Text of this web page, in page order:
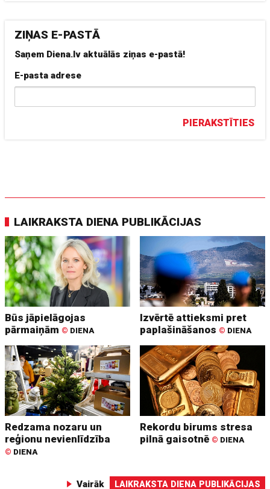
ZIŅAS E-PASTĀ
Saņem Diena.lv aktuālās ziņas e-pastā!
E-pasta adrese
PIERAKSTĪTIES
LAIKRAKSTA DIENA PUBLIKĀCIJAS
Būs jāpielāgojas
pārmaiņām © DIENA
Izvērtē attieksmi pret
paplašināšanos © DIENA
Redzama nozaru un
reģionu nevienlīdzība
© DIENA
Rekordu birums stresa
pilnā gaisotnē © DIENA
Vairāk LAIKRAKSTA DIENA PUBLIKĀCIJAS